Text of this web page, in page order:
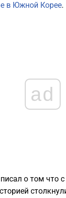
в Южной Корее.
ad
о том что